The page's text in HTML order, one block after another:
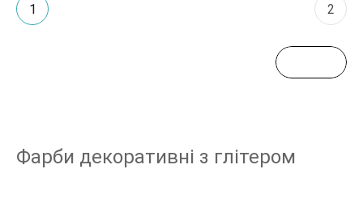
1 2
Фарби декоративні з глітером